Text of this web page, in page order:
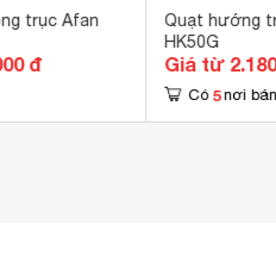
trục Afan
đ
Quạt hướng
HK50G
Giá từ
Có 5 nơi bán